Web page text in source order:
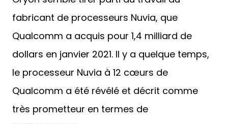
Oryon semble tirer parti du travail du
fabricant de processeurs Nuvia, que
Qualcomm a acquis pour 1,4 milliard de
dollars en janvier 2021. Il y a quelque temps,
le processeur Nuvia à 12 cœurs de
Qualcomm a été révélé et décrit comme
très prometteur en termes de